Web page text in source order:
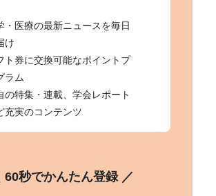
・医療の最新ニュースを毎日
け
ト券に交換可能なポイントプ
ラム
の特集・連載、学会レポート
充実のコンテンツ
60秒でかんたん登録 ／